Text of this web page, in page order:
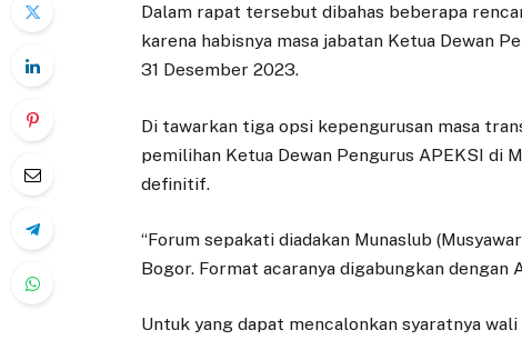
Dalam rapat tersebut dibahas beberapa
karena habisnya masa jabatan Ketua Dewan
31 Desember 2023.
Di tawarkan tiga opsi kepengurusan masa
pemilihan Ketua Dewan Pengurus APEKSI di
definitif.
“Forum sepakati diadakan Munaslub
Bogor. Format acaranya digabungkan dengan
Untuk yang dapat mencalonkan syaratnya